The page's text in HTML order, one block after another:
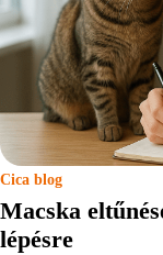
Cica blog
Macska
lépésre